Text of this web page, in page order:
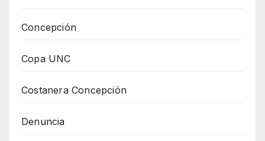
Concepción
Copa UNC
Costanera Concepción
Denuncia